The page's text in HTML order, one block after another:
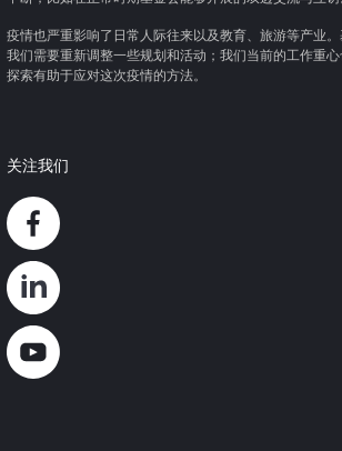
疫情也严重影响了日常人际往来以及教育、旅游等产业
我们需要重新调整一些规划和活动；我们当前的工作重
探索有助于应对这次疫情的方法。
关注我们